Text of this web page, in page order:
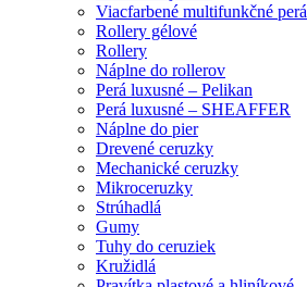
Viacfarbené multifunkčné perá
Rollery gélové
Rollery
Náplne do rollerov
Perá luxusné – Pelikan
Perá luxusné – SHEAFFER
Náplne do pier
Drevené ceruzky
Mechanické ceruzky
Mikroceruzky
Strúhadlá
Gumy
Tuhy do ceruziek
Kružidlá